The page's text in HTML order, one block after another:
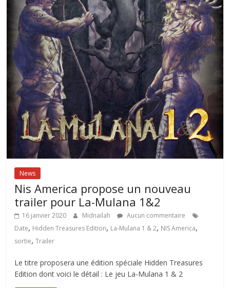
News
Nis America propose un nouveau
trailer pour La-Mulana 1&2
16 janvier 2020 Midnailah
Aucun commentaire
Date, Hidden Treasures Edition, La-Mulana 1 & 2, NIS America,
sortie,Trailer
Le titre proposera une édition spéciale Hidden Treasures
Edition dont voici le détail : Le jeu La-Mulana 1 & 2